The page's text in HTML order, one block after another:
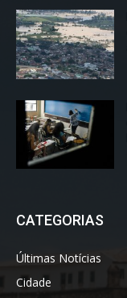
CATEGORIAS
Últimas Notícias
Cidade